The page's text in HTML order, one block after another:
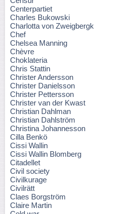
Centerpartiet
Charles Bukowski
Charlotta von Zweigbergk
Chef
Chelsea Manning
Chèvre
Choklateria
Chris Stattin
Christer Andersson
Christer Danielsson
Christer Pettersson
Christer van der Kwast
Christian Dahlman
Christian Dahlström
Christina Johannesson
Cilla Benkö
Cissi Wallin
Cissi Wallin Blomberg
Citadellet
Civil society
Civilkurage
Civilrätt
Claes Borgström
Claire Martin